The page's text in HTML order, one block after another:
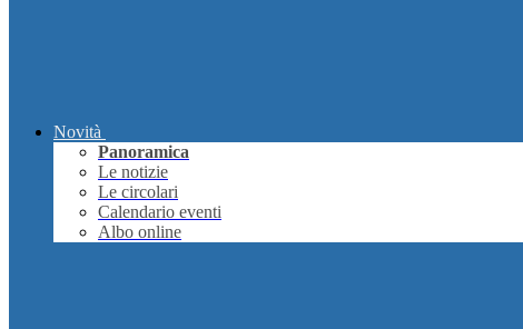
Novità
Panoramica
Le notizie
Le circolari
Calendario eventi
Albo online